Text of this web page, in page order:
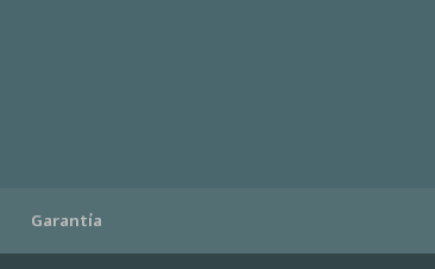
Garantía